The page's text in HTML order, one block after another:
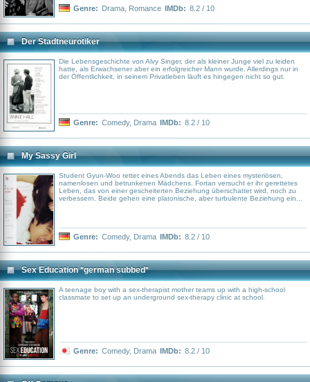
Genre: Drama Romance IMDb: 8.2 / 10
Der Stadtneurotiker
Die Lebensgeschichte von Alvy Singer, der als kleiner Junge viel zu leiden
hatte, als Erwachsener aber ein erfolgreicher Mann wurde. Allerdings nur in
der Öffentlichkeit, in seinem Privatleben läuft es hingegen nicht so gut.
Genre: Comedy, Drama IMDb: 8.2 / 10
My Sassy Girl
Student Gyun-Woo rettet eines Abends das Leben eines mysteriösen,
namenlosen und betrunkenen Mädchens. Fortan versucht er ihr gerettetes
Leben, das von einer gescheiterten Beziehung überschattet wird, noch zu
verbessern. Beide gehen eine platonische, aber turbulente Beziehung ein...
Genre: Comedy, Drama IMDb: 8.2 / 10
Sex Education *german subbed*
A teenage boy with a sex-therapist mother teams up with a high-school
classmate to set up an underground sex-therapy clinic at school.
Genre: Comedy, Drama IMDb: 8.2 / 10